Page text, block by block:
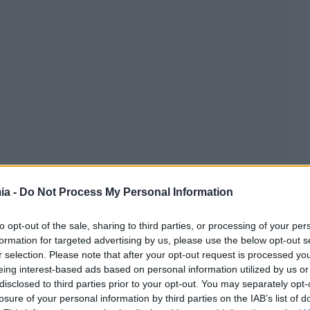
- Do Not Process My Personal Information
opt-out of the sale, sharing to third parties, or processing of your
for targeted advertising by us, please use the below opt-out
selection. Please note that after your opt-out request is processed
interest-based ads based on personal information utilized by us
to third parties prior to your opt-out. You may separately
of your personal information by third parties on the IAB’s list of
με τον Πρόεδρο του Ευρωπαϊκού Συμβουλίουνα
πολύ νωρίς να μιλάμε για επιτυχία”, τονίζοντας
αυτό που μας περιμένει επί του εδάφους θα